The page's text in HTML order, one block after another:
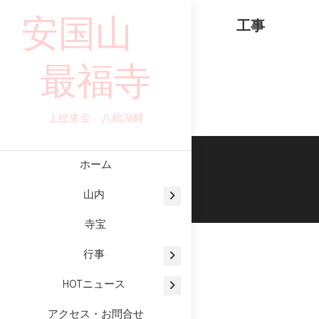
content安国山
最福寺
上総東金 八鶴湖畔
ホーム
山内
寺宝
行事
HOTニュース
アクセス・お問合せ
工事